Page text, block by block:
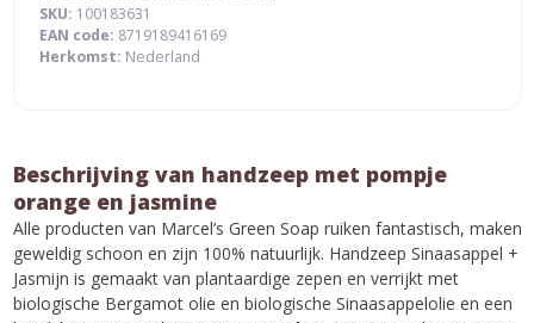
SKU: 100183631
EAN code: 8719189416169
Herkomst: Nederland
Beschrijving van handzeep met pompje
orange en jasmine
Alle producten van Marcel’s Green Soap ruiken fantastisch, maken
geweldig schoon en zijn 100% natuurlijk. Handzeep Sinaasappel +
Jasmijn is gemaakt van plantaardige zepen en verrijkt met
biologische Bergamot olie en biologische Sinaasappelolie en een